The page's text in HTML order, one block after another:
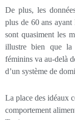
De plus, les
plus de 60 ans
sont quasiment les
illustre bien que la
féminins va au-delà
d’un système de
La place des idéaux
comportement